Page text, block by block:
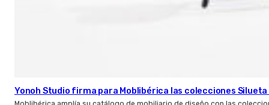
Yonoh Studio firma para Moblibérica las colecciones Silueta